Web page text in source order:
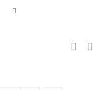
Facebook